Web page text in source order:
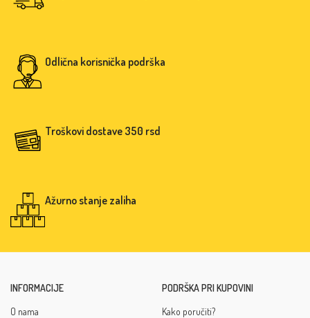
Odlična korisnička podrška
Troškovi dostave 350 rsd
Ažurno stanje zaliha
INFORMACIJE
O nama
PODRŠKA PRI KUPOVINI
Kako poručiti?